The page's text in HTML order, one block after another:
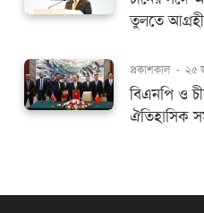
তুলতে
প্রকাশকাল - ২৫
বিএনপি ও
ঐতিহাসিক